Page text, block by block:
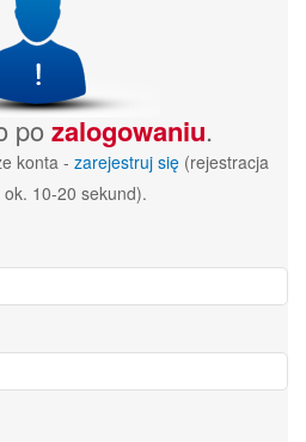
pozalogowaniu.
konta - zarejestruj się(rejestracja
10-20 sekund).